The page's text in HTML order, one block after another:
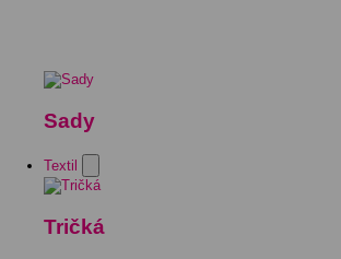
Sady
Textil
Tričká